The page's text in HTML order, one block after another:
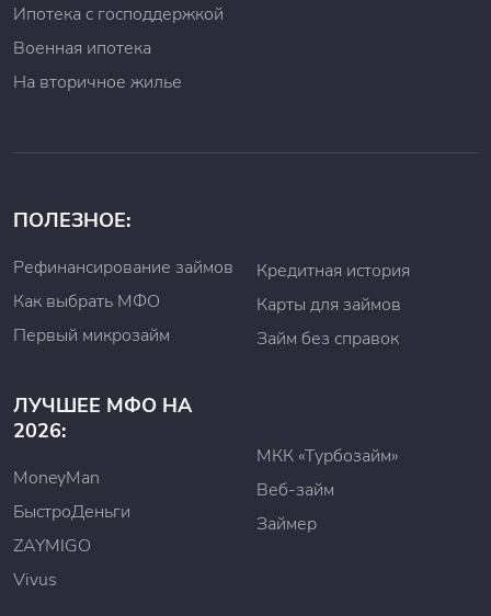
Ипотека с господдержкой
Военная ипотека
На вторичное жилье
ПОЛЕЗНОЕ:
Рефинансирование займов
Как выбрать МФО
Первый микрозайм
Кредитная история
Карты для займов
Займ без справок
ЛУЧШЕЕ МФО НА
2026:
MoneyMan
БыстроДеньги
ZAYMIGO
Vivus
МКК «Турбозайм»
Веб-займ
Займер